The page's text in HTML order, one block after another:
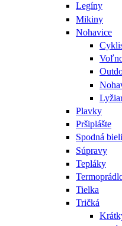
Legíny
Mikiny
Nohavice
Plavky
Pršiplášte
Spodná
Súpravy
Tepláky
Tielka
Tričká